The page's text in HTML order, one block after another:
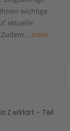
wichtige
aktuelle
mehr
Z erklärt – Teil